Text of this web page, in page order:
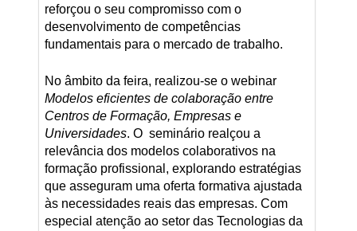
reforçou o seu compromisso com o
desenvolvimento de competências
fundamentais para o mercado de trabalho.
No âmbito da feira, realizou‑se o webinar
Modelos eficientes de colaboração entre
Centros de Formação, Empresas e
Universidades. O seminário realçou a
relevância dos modelos colaborativos na
formação profissional, explorando estratégias
que asseguram uma oferta formativa ajustada
às necessidades reais das empresas. Com
especial atenção ao setor das Tecnologias da